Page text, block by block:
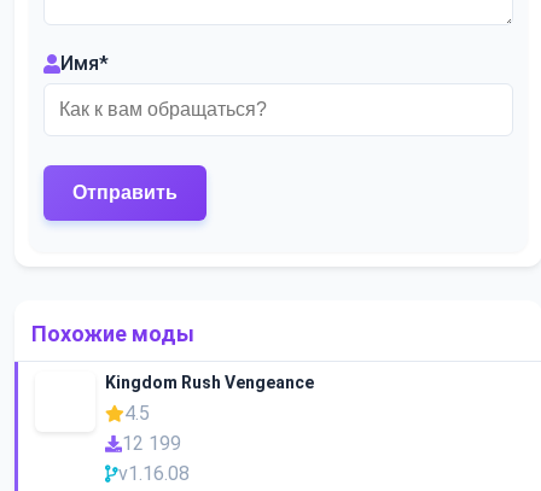
Имя*
Похожие моды
Kingdom Rush Vengeance
4.5
12 199
v1.16.08